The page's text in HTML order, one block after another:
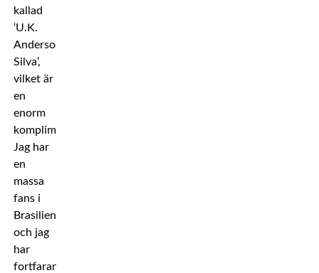
kallad
‘U.K.
Anderson
Silva’,
vilket är
en
enorm
komplimang.
Jag har
en
massa
fans i
Brasilien,
och jag
har
fortfarande